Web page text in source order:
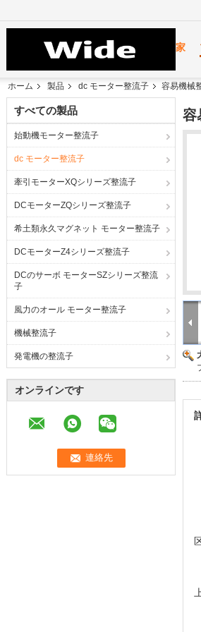
家
ホーム 製品 dc モーター整流子 容易機械
すべての製品
始動機モーター整流子
dc モーター整流子
牽引モーターXQシリーズ整流子
DCモーターZQシリーズ整流子
希土類永久マグネット モーター整流子
DCモーターZ4シリーズ整流子
DCのサーボ モーターSZシリーズ整流
子
風力のオール モーター整流子
機械整流子
発電機の整流子
オンラインです
容